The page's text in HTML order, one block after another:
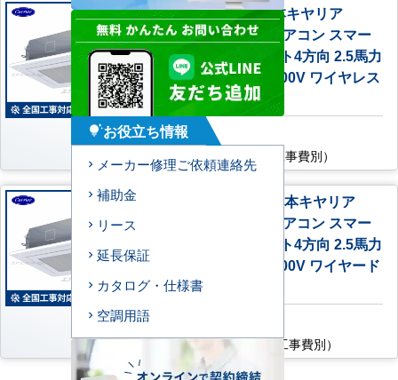
GUEA06311J1XU 日本キヤリア
（旧：東芝） 業務用エアコン スマー
トエコneo 天井カセット4方向 2.5馬力
シングル 標準型 単相200V ワイヤレス
リモコン
AC特別価格
192,100 円 （税込・工事費別）
GUEA06311J1MUB 日本キヤリア
（旧：東芝） 業務用エアコン スマー
トエコneo 天井カセット4方向 2.5馬力
シングル 標準型 単相200V ワイヤード
リモコン
AC特別価格
192,300 円（税込・工事費別）
tips_and_updatesお役立ち情報
メーカー修理ご依頼連絡先
補助金
リース
延長保証
カタログ・仕様書
空調用語